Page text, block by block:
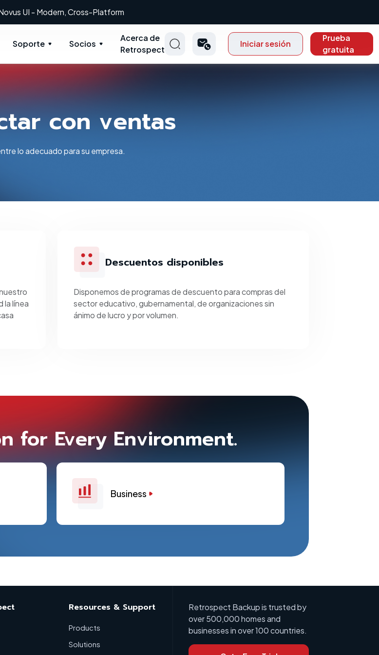
UI - Modern, Cross-Platform
Soporte Socios
Acerca de
Retrospect
Iniciar sesión
Prueba
gratuita
con ventas
lo adecuado para su empresa.
la línea
Descuentos disponibles
Disponemos de programas de descuento para compras del
sector educativo, gubernamental, de organizaciones sin
ánimo de lucro y por volumen.
for Every Environment.
Business
Resources & Support
Products
Solutions
Retrospect Backup is trusted by
over 500,000 homes and
businesses in over 100 countries.